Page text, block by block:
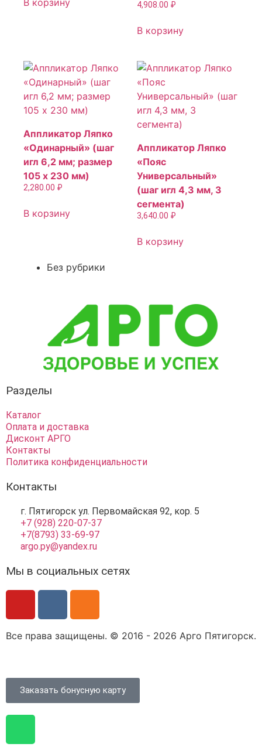
В корзину 4,908.00 ₽
В корзину
Аппликатор Ляпко
«Одинарный» (шаг
игл 6,2 мм; размер
105 х 230 мм)
2,280.00 ₽
В корзину
Аппликатор Ляпко
«Пояс
Универсальный»
(шаг игл 4,3 мм, 3
сегмента)
3,640.00 ₽
В корзину
Без рубрики
Разделы
Каталог
Оплата и доставка
Дисконт АРГО
Контакты
Политика конфиденциальности
Контакты
г. Пятигорск ул. Первомайская 92, кор. 5
+7 (928) 220-07-37
+7(8793) 33-69-97
argo.py@yandex.ru
Мы в социальных сетях
Все права защищены. © 2016 - 2026 Арго Пятигорск.
Заказать бонусную карту